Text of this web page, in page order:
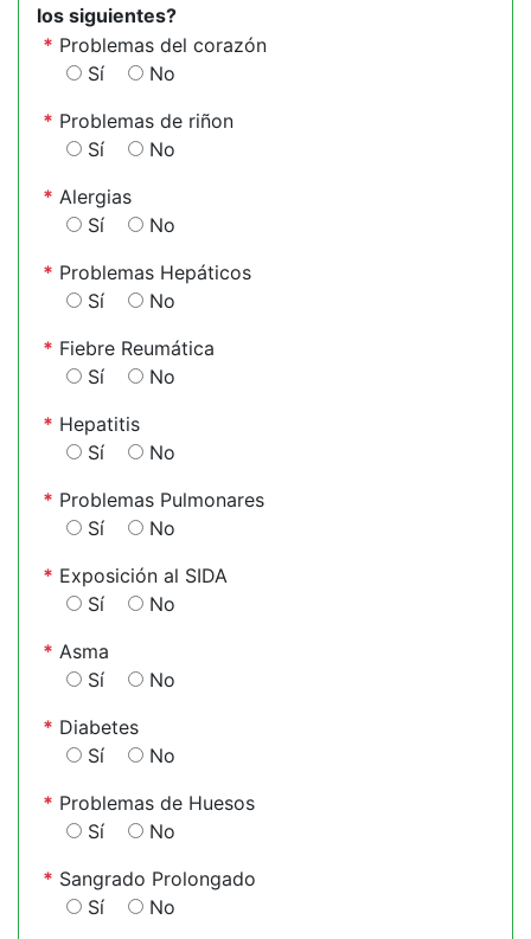
los siguientes?
* Problemas del corazón
Sí
No
* Problemas de riñon
Sí
No
* Alergias
Sí
No
* Problemas Hepáticos
Sí
No
* Fiebre Reumática
Sí
No
* Hepatitis
Sí
No
* Problemas Pulmonares
Sí
No
* Exposición al SIDA
Sí
No
* Asma
Sí
No
* Diabetes
Sí
No
* Problemas de Huesos
Sí
No
* Sangrado Prolongado
Sí
No